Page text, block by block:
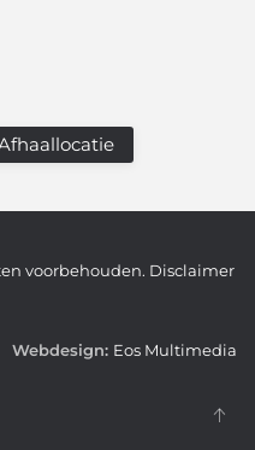
voorbehouden. Disclaimer
Webdesign: Eos Multimedia